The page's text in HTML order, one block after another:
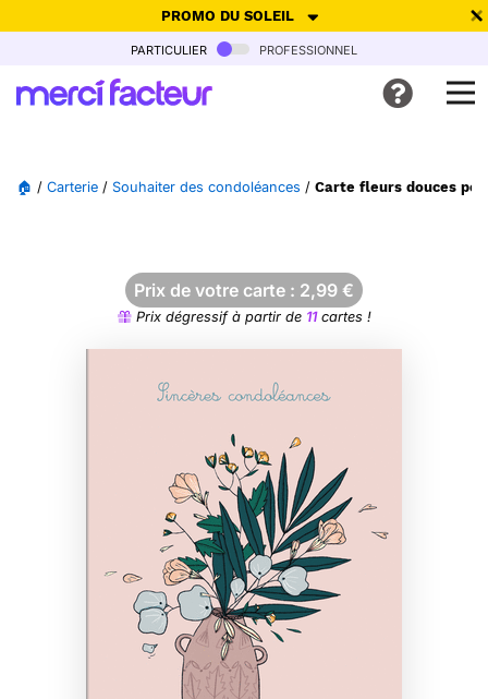
PROMO DU SOLEIL
-30% de réduction avec le code SUMMER26pour envoyer des
Ne plus afficher
particulier professionnel
🏠 / Carterie / Souhaiter des condoléances / Carte fleurs douces
Prix de votre carte : 2,99 €
Prix dégressif à partir de 11cartes !